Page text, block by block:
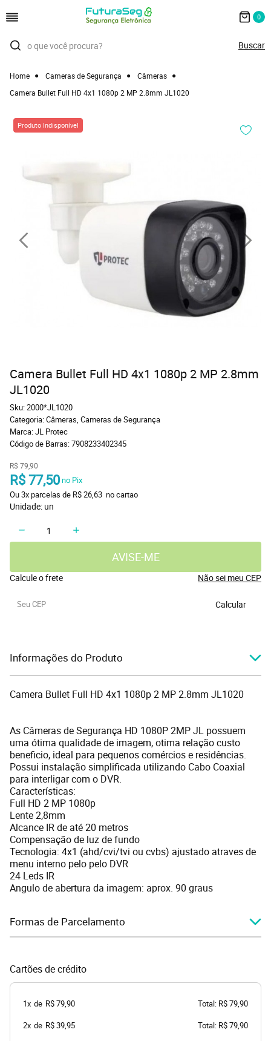
0
Home Cameras de Segurança
Câmeras
Camera Bullet Full HD 4x1 1080p 2 MP 2.8mm JL1020
Camera Bullet Full HD 4x1 1080p 2 MP 2.8mm
JL1020
Sku:2000*JL1020
Categoria:Câmeras, Cameras de Segurança
Marca:JL Protec
Código de Barras:7908233402345
R$ 79,90
R$ 77,50 no Pix
Ou 3x parcelas de R$ 26,63 no cartao
Unidade: un
AVISE-ME
Calcule o frete Não sei meu CEP
Calcular
Produto Indisponível
Informações do Produto
Camera Bullet Full HD 4x1 1080p 2 MP 2.8mm JL1020
As Câmeras de Segurança HD 1080P 2MP JL possuem
uma ótima qualidade de imagem, otima relação custo
beneficio, ideal para pequenos comércios e residências.
Possui instalação simplificada utilizando Cabo Coaxial
para interligar com o DVR.
Características:
Full HD 2 MP 1080p
Lente 2,8mm
Alcance IR de até 20 metros
Compensação de luz de fundo
Tecnologia: 4x1 (ahd/cvi/tvi ou cvbs) ajustado atraves de
menu interno pelo pelo DVR
24 Leds IR
Angulo de abertura da imagem: aprox. 90 graus
Formas de Parcelamento
Cartões de crédito
1x de R$ 79,90
Total: R$ 79,90
2x de R$ 39,95
Total: R$ 79,90